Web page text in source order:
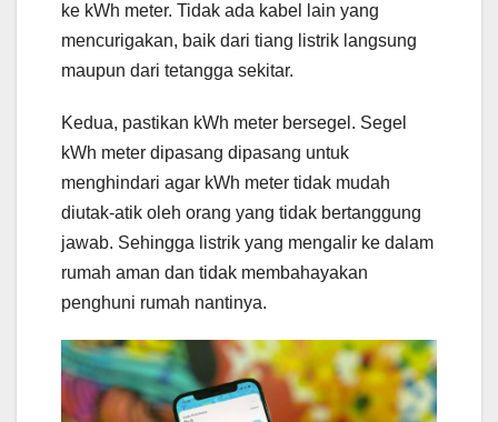
ke kWh meter. Tidak ada kabel lain yang
mencurigakan, baik dari tiang listrik langsung
maupun dari tetangga sekitar.
Kedua, pastikan kWh meter bersegel. Segel
kWh meter dipasang dipasang untuk
menghindari agar kWh meter tidak mudah
diutak-atik oleh orang yang tidak bertanggung
jawab. Sehingga listrik yang mengalir ke dalam
rumah aman dan tidak membahayakan
penghuni rumah nantinya.